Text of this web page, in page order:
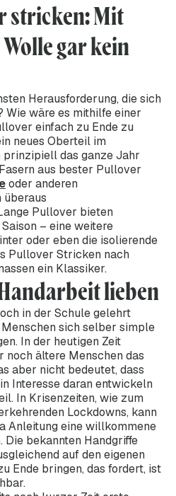
stricken: Mit
gar kein
Herausforderung, die sich
Wie wäre es mithilfe einer
einfach zu Ende zu
neues Oberteil im
prinzipiell das ganze Jahr
aus bester Pullover
oder anderen
Pullover bieten
– eine weitere
oder eben die isolierende
Pullover Stricken nach
ein Klassiker.
lieben
in der Schule gelehrt
sich selber simple
In der heutigen Zeit
noch ältere Menschen das
aber nicht bedeutet, dass
Interesse daran entwickeln
In Krisenzeiten, wie zum
Lockdowns, kann
Anleitung eine willkommene
bekannten Handgriffe
auf den eigenen
Ende bringen, das fordert, ist